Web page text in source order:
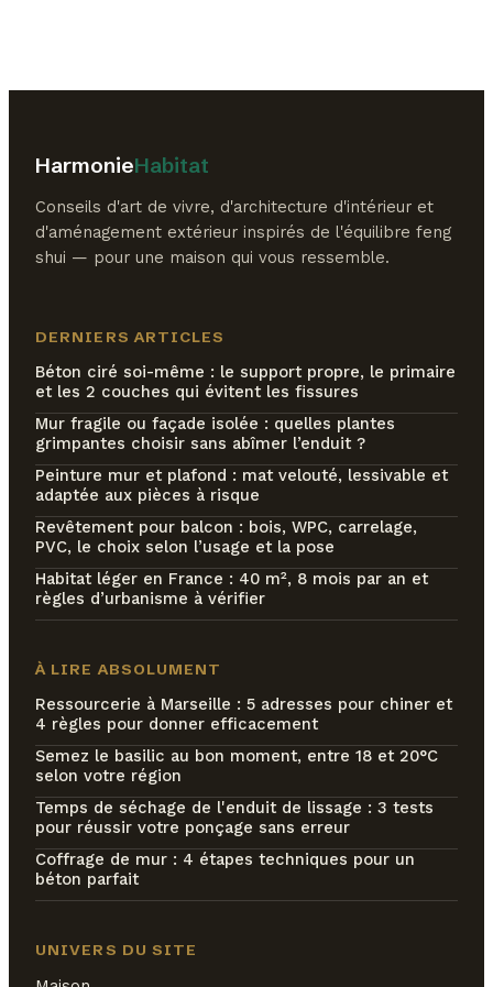
HarmonieHabitat
Conseils d'art de vivre, d'architecture d'intérieur et
d'aménagement extérieur inspirés de l'équilibre feng
shui — pour une maison qui vous ressemble.
DERNIERS ARTICLES
Béton ciré soi-même : le support propre, le primaire
et les 2 couches qui évitent les fissures
Mur fragile ou façade isolée : quelles plantes
grimpantes choisir sans abîmer l’enduit ?
Peinture mur et plafond : mat velouté, lessivable et
adaptée aux pièces à risque
Revêtement pour balcon : bois, WPC, carrelage,
PVC, le choix selon l’usage et la pose
Habitat léger en France : 40 m², 8 mois par an et
règles d’urbanisme à vérifier
À LIRE ABSOLUMENT
Ressourcerie à Marseille : 5 adresses pour chiner et
4 règles pour donner efficacement
Semez le basilic au bon moment, entre 18 et 20°C
selon votre région
Temps de séchage de l'enduit de lissage : 3 tests
pour réussir votre ponçage sans erreur
Coffrage de mur : 4 étapes techniques pour un
béton parfait
UNIVERS DU SITE